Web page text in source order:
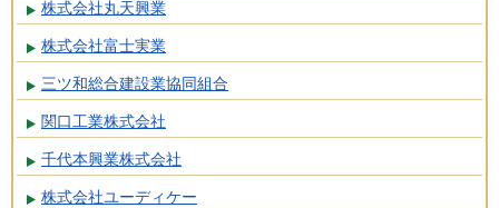
株式会社丸天興業
株式会社富士実業
三ツ和総合建設業協同組合
関口工業株式会社
千代本興業株式会社
株式会社ユーディケー